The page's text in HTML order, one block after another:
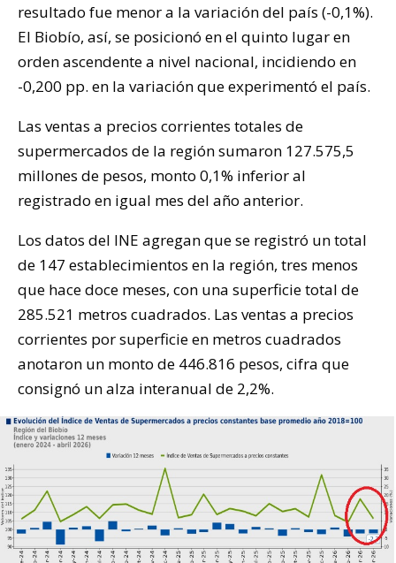
resultado fue menor a la variación del país (-0,1%).
El Biobío, así, se posicionó en el quinto lugar en
orden ascendente a nivel nacional, incidiendo en
-0,200 pp. en la variación que experimentó el país.
Las ventas a precios corrientes totales de
supermercados de la región sumaron 127.575,5
millones de pesos, monto 0,1% inferior al
registrado en igual mes del año anterior.
Los datos del INE agregan que se registró un total
de 147 establecimientos en la región, tres menos
que hace doce meses, con una superficie total de
285.521 metros cuadrados. Las ventas a precios
corrientes por superficie en metros cuadrados
anotaron un monto de 446.816 pesos, cifra que
consignó un alza interanual de 2,2%.